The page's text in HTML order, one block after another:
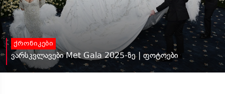
ქრონიკები
ვარსკვლავები Met Gala 2025-ზე | ფოტოები